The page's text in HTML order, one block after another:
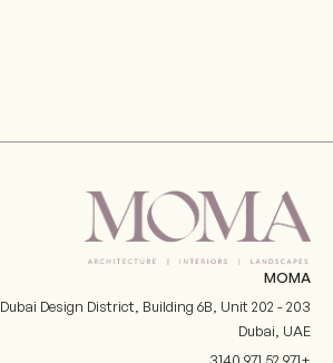
MOMA
Dubai Design District, Building 6B, Unit 202 - 203
Dubai, UAE